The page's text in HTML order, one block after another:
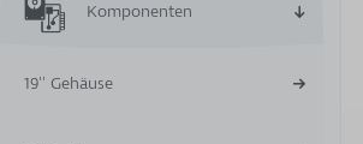
Komponenten
19'' Gehäuse